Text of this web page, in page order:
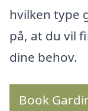
hvilken type
på, at du vil
dine behov.
Book